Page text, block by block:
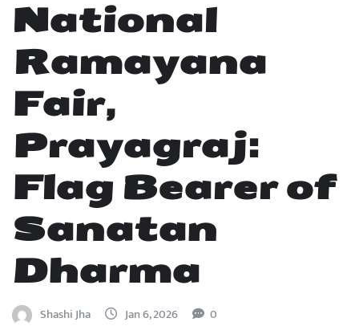
National
Ramayana
Fair,
Prayagraj:
Flag Bearer of
Sanatan
Dharma
Shashi Jha Jan 6, 2026 0